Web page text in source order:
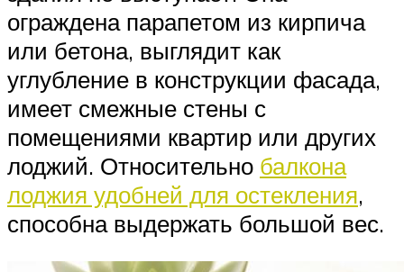
ограждена парапетом из кирпича
или бетона, выглядит как
углубление в конструкции фасада,
имеет смежные стены с
помещениями квартир или других
лоджий. Относительно балкона
лоджия удобней для остекления,
способна выдержать большой вес.